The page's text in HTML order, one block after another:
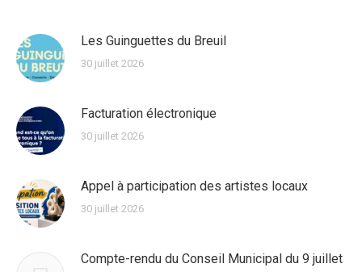
Les Guinguettes du Breuil
30 juillet 2026
Facturation électronique
30 juillet 2026
Appel à participation des artistes locaux
30 juillet 2026
Compte-rendu du Conseil Municipal du 9 juillet